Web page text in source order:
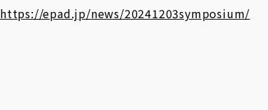
https://epad.jp/news/20241203symposium/